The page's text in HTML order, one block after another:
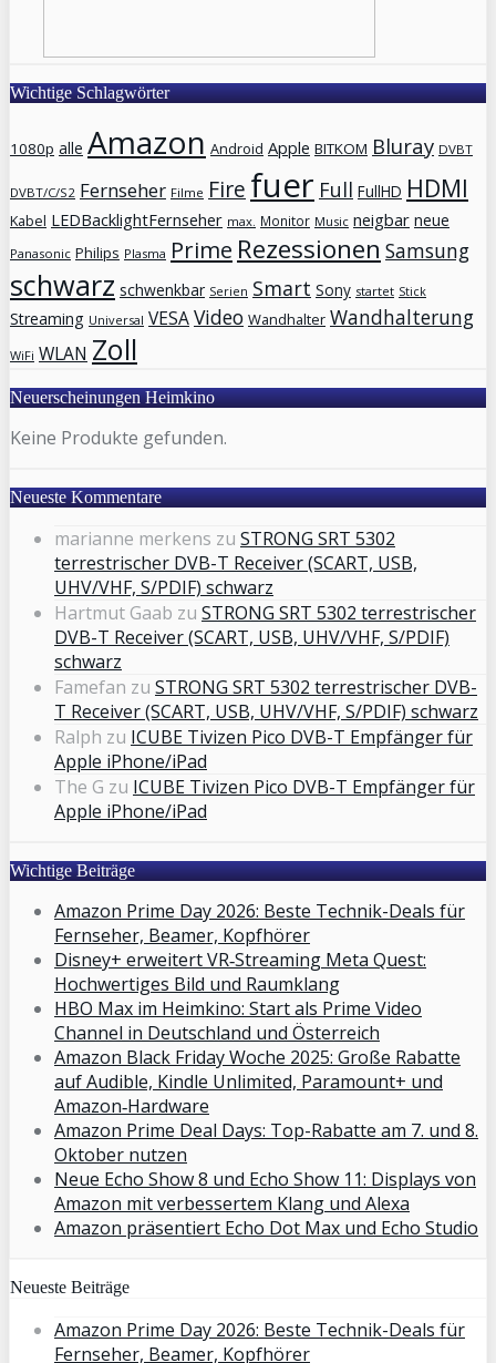
Wichtige Schlagwörter
1080p alle Amazon Android Apple BITKOM Bluray DVBT
DVBT/C/S2 Fernseher Filme Fire fuer Full FullHD HDMI
Kabel LEDBacklightFernseher max. Monitor Music neigbar neue
Panasonic Philips Plasma Prime Rezessionen Samsung
schwarz schwenkbar Serien Smart Sony startet Stick
Streaming Universal VESAVideo Wandhalter Wandhalterung
WiFi WLAN Zoll
Neuerscheinungen Heimkino
Keine Produkte gefunden.
Neueste Kommentare
marianne merkens zu STRONG SRT 5302
terrestrischer DVB-T Receiver (SCART, USB,
UHV/VHF, S/PDIF) schwarz
Hartmut Gaab zu STRONG SRT 5302 terrestrischer
DVB-T Receiver (SCART, USB, UHV/VHF, S/PDIF)
schwarz
Famefan zu STRONG SRT 5302 terrestrischer DVB-
T Receiver (SCART, USB, UHV/VHF, S/PDIF) schwarz
Ralph zu ICUBE Tivizen Pico DVB-T Empfänger für
Apple iPhone/iPad
The G zu ICUBE Tivizen Pico DVB-T Empfänger für
Apple iPhone/iPad
Wichtige Beiträge
Amazon Prime Day 2026: Beste Technik-Deals für
Fernseher, Beamer, Kopfhörer
Disney+ erweitert VR‑Streaming Meta Quest:
Hochwertiges Bild und Raumklang
HBO Max im Heimkino: Start als Prime Video
Channel in Deutschland und Österreich
Amazon Black Friday Woche 2025: Große Rabatte
auf Audible, Kindle Unlimited, Paramount+ und
Amazon‑Hardware
Amazon Prime Deal Days: Top-Rabatte am 7. und 8.
Oktober nutzen
Neue Echo Show 8 und Echo Show 11: Displays von
Amazon mit verbessertem Klang und Alexa
Amazon präsentiert Echo Dot Max und Echo Studio
Neueste Beiträge
Amazon Prime Day 2026: Beste Technik-Deals für
Fernseher, Beamer, Kopfhörer